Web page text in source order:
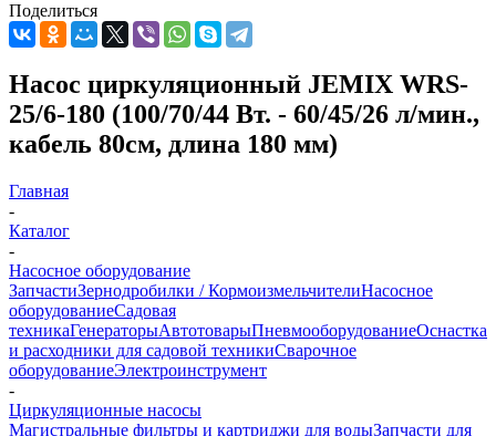
Поделиться
Насос циркуляционный JEMIX WRS-
25/6-180 (100/70/44 Вт. - 60/45/26 л/мин.,
кабель 80см, длина 180 мм)
Главная
-
Каталог
-
Насосное оборудование
ЗапчастиЗернодробилки / КормоизмельчителиНасосное
оборудованиеСадовая
техникаГенераторыАвтотоварыПневмооборудованиеОснастка
и расходники для садовой техникиСварочное
оборудованиеЭлектроинструмент
-
Циркуляционные насосы
Магистральные фильтры и картриджи для водыЗапчасти для